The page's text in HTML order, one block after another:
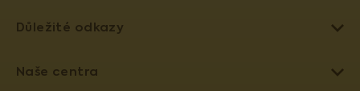
Důležité odkazy
Naše centra